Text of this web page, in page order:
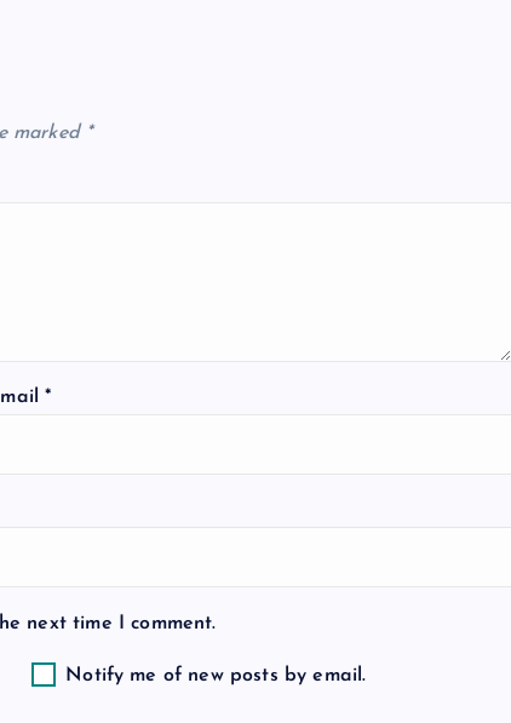
marked *
*
next time I comment.
Notify me of new posts by email.